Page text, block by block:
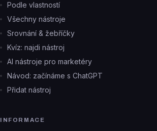
Podle vlastností
Všechny nástroje
Srovnání & žebříčky
Kvíz: najdi nástroj
AI nástroje pro marketéry
Návod: začínáme s ChatGPT
Přidat nástroj
INFORMACE